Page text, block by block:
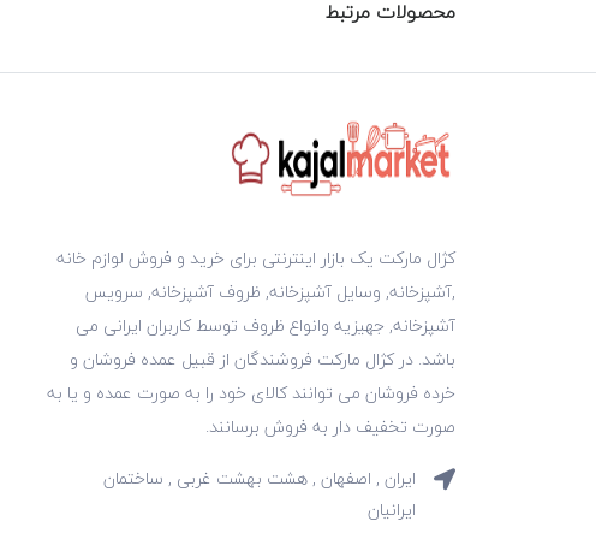
محصولات مرتبط
کژال مارکت یک بازار اینترنتی برای خرید و فروش لوازم خانه
,آشپزخانه, وسایل آشپزخانه, ظروف آشپزخانه, سرویس
آشپزخانه, جهیزیه وانواع ظروف توسط کاربران ایرانی می
باشد. در کژال مارکت فروشندگان از قبیل عمده فروشان و
خرده فروشان می توانند کالای خود را به صورت عمده و یا به
صورت تخفیف دار به فروش برسانند.
ایران , اصفهان , هشت بهشت غربی , ساختمان
ایرانیان